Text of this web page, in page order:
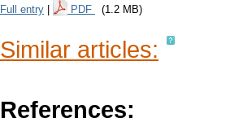
Full entry PDF (1.2 MB)
Similar articles:
References: